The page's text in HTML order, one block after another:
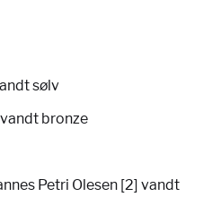
sølv
bronze
Petri Olesen [2] vandt